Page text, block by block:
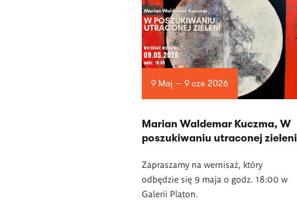
9 Maj — 9 cze 2026
Marian Waldemar Kuczma, W
poszukiwaniu utraconej zieleni
Zapraszamy na wernisaż, który
odbędzie się 9 maja o godz. 18:00 w
Galerii Platon.